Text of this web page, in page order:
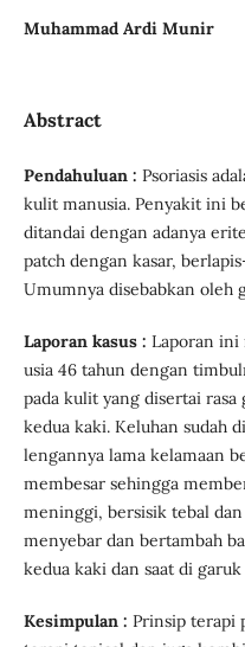
Muhammad Ardi Munir
Abstract
Pendahuluan : Psoriasis
kulit manusia. Penyakit ini
ditandai dengan adanya
patch dengan kasar,
Umumnya disebabkan oleh
Laporan kasus : Laporan ini
usia 46 tahun dengan
pada kulit yang disertai rasa
kedua kaki. Keluhan sudah
lengannya lama kelamaan
membesar sehingga
meninggi, bersisik tebal
menyebar dan bertambah
kedua kaki dan saat di
Kesimpulan : Prinsip terapi